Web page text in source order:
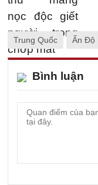
Trung Quốc Ấn Độ
Bình luận